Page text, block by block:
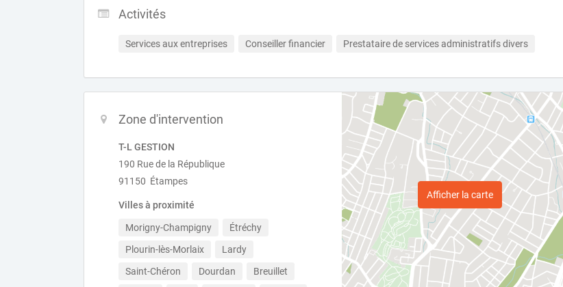
Activités
Services aux entreprises Conseiller financier Prestataire de services administratifs divers
Zone d'intervention
T-L GESTION
190 Rue de la République
91150 Étampes
Villes à proximité
Morigny-Champigny
Étréchy
Plourin-lès-Morlaix
Lardy
Saint-Chéron
Dourdan
Breuillet
Afficher la carte